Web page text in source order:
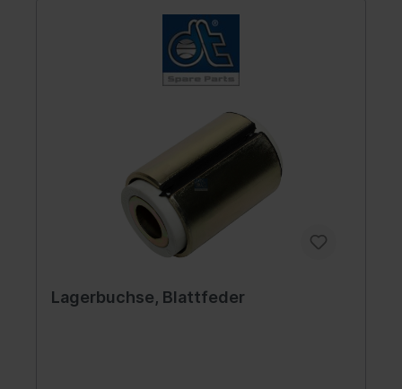
Lagerbuchse, Blattfeder